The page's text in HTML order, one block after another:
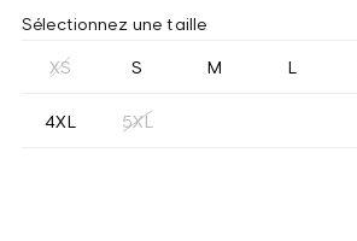
Sélectionnez une taille
XS S M L
4XL 5XL